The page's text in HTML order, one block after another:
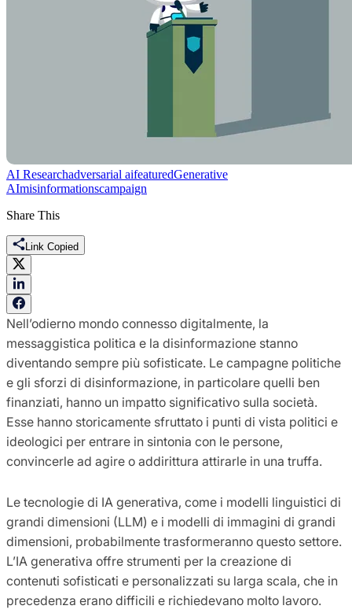
AI Researchadversarial aifeaturedGenerative
AImisinformationscampaign
Share This
Link Copied
Nell’odierno mondo connesso digitalmente, la
messaggistica politica e la disinformazione stanno
diventando sempre più sofisticate. Le campagne politiche
e gli sforzi di disinformazione, in particolare quelli ben
finanziati, hanno un impatto significativo sulla società.
Esse hanno storicamente sfruttato i punti di vista politici e
ideologici per entrare in sintonia con le persone,
convincerle ad agire o addirittura attirarle in una truffa.
Le tecnologie di IA generativa, come i modelli linguistici di
grandi dimensioni (LLM) e i modelli di immagini di grandi
dimensioni, probabilmente trasformeranno questo settore.
L’IA generativa offre strumenti per la creazione di
contenuti sofisticati e personalizzati su larga scala, che in
precedenza erano difficili e richiedevano molto lavoro.